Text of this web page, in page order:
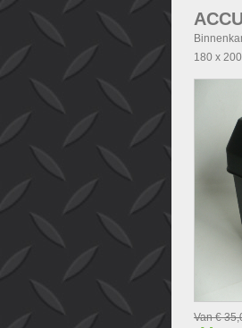
180 x
accu).
H (mm)
x H
H (mm)
Van €